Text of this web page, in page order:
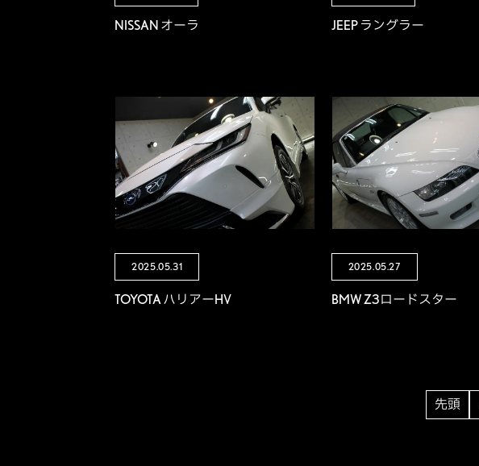
NISSAN オーラ JEEP ラングラー
2025.05.31
TOYOTA ハリアーHV
2025.05.27
BMW Z3ロードスター
先頭